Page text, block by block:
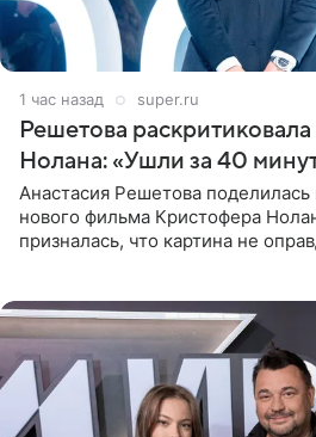
1 час назад super.ru
Решетова
Нолана: «Ушли за 40
Анастасия Решетова поделилась
нового фильма Кристофера
призналась, что картина не